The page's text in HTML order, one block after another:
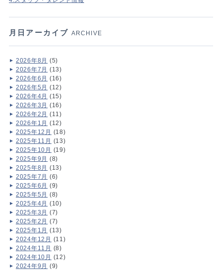
月日アーカイブ ARCHIVE
2026年8月 (5)
2026年7月 (13)
2026年6月 (16)
2026年5月 (12)
2026年4月 (15)
2026年3月 (16)
2026年2月 (11)
2026年1月 (12)
2025年12月 (18)
2025年11月 (13)
2025年10月 (19)
2025年9月 (8)
2025年8月 (13)
2025年7月 (6)
2025年6月 (9)
2025年5月 (8)
2025年4月 (10)
2025年3月 (7)
2025年2月 (7)
2025年1月 (13)
2024年12月 (11)
2024年11月 (8)
2024年10月 (12)
2024年9月 (9)